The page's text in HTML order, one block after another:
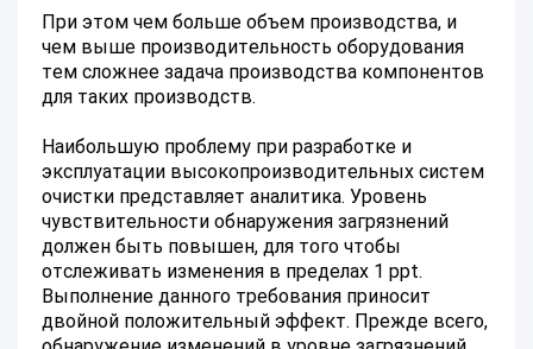
При этом чем больше объем производства, и
чем выше производительность оборудования
тем сложнее задача производства компонентов
для таких производств.
Наибольшую проблему при разработке и
эксплуатации высокопроизводительных систем
очистки представляет аналитика. Уровень
чувствительности обнаружения загрязнений
должен быть повышен, для того чтобы
отслеживать изменения в пределах 1 ppt.
Выполнение данного требования приносит
двойной положительный эффект. Прежде всего,